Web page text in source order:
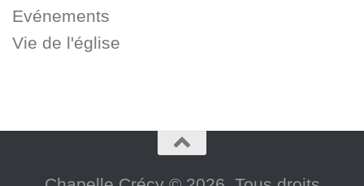
Evénements
Vie de l'église